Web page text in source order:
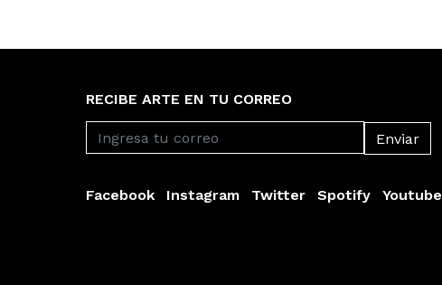
RECIBE ARTE EN TU CORREO
Facebook Instagram Twitter Spotify Youtube